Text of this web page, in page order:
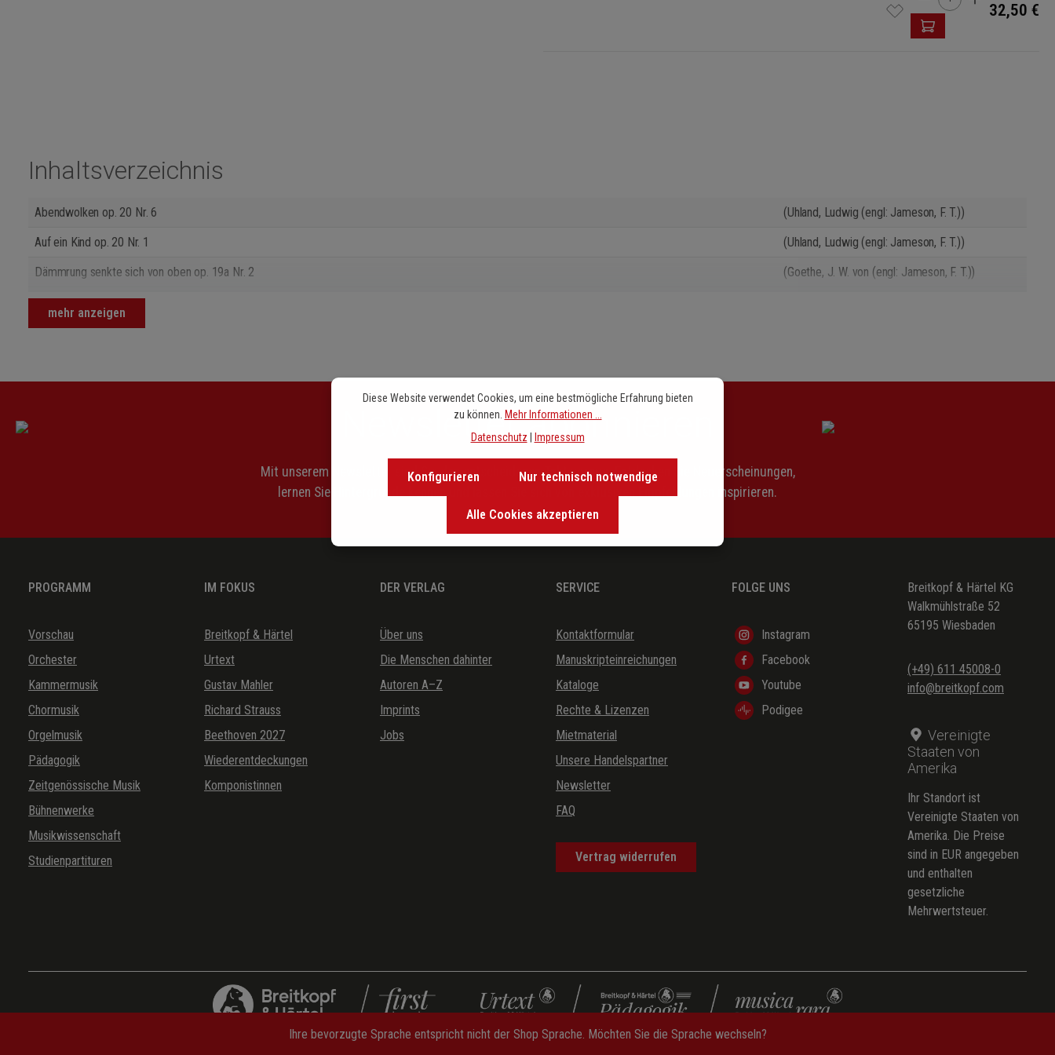
32,50 €
Inhaltsverzeichnis
Abendwolken op. 20 Nr. 6
(Uhland, Ludwig (engl: Jameson, F. T.))
Auf ein Kind op. 20 Nr. 1
(Uhland, Ludwig (engl: Jameson, F. T.))
Dämmrung senkte sich von oben op. 19a Nr. 2
(Goethe, J. W. von (engl: Jameson, F. T.))
Die drei Zigeuner op. 24a Nr. 4
Frühlingsruhe op. 20 Nr. 4
(Goethe, J. W. von (engl: Jameson, F. T.))
mehr anzeigen
Newsletter abonnieren
Mit unserem Newsletter sind Sie den entscheidenen Takt voraus. Entdecken Sie Neuerscheinungen,
lernen Sie Hintergründe kennen und lassen Sie sich von exklusiven Empfehlungen inspirieren.
PROGRAMM
Vorschau
Orchester
Kammermusik
Chormusik
Orgelmusik
Pädagogik
Zeitgenössische Musik
Bühnenwerke
Musikwissenschaft
Studienpartituren
IM FOKUS
Breitkopf & Härtel
Urtext
Gustav Mahler
Richard Strauss
Beethoven 2027
Wiederentdeckungen
Komponistinnen
DER VERLAG
Über uns
Die Menschen dahinter
Autoren A–Z
Imprints
Jobs
SERVICE
Kontaktformular
Manuskripteinreichungen
Kataloge
Rechte & Lizenzen
Mietmaterial
Unsere Handelspartner
Newsletter
FAQ
Vertrag widerrufen
FOLGE UNS
Instagram
Facebook
Youtube
Podigee
Breitkopf & Härtel KG
Walkmühlstraße 52
65195 Wiesbaden
(+49) 611 45008-0
info@breitkopf.com
Vereinigte
Staaten von
Amerika
Ihr Standort ist
Vereinigte Staaten von
Amerika. Die Preise
sind in EUR angegeben
und enthalten
gesetzliche
Mehrwertsteuer.
Ihre bevorzugte Sprache entspricht nicht der Shop Sprache. Möchten Sie die Sprache wechseln?
Diese Website verwendet Cookies, um eine bestmögliche Erfahrung bieten
zu können. Mehr Informationen ...
Datenschutz
Impressum
Nur technisch notwendige
Konfigurieren
Alle Cookies akzeptieren